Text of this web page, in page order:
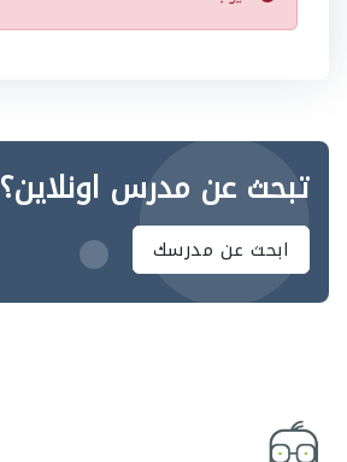
تبحث عن مدرس اونلاين؟
ابحث عن مدرسك